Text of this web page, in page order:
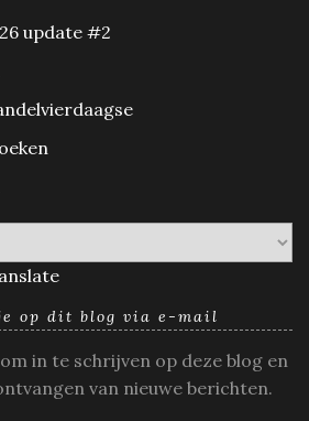
update #2
op dit blog via e-mail
in te schrijven op deze blog en
van nieuwe berichten.